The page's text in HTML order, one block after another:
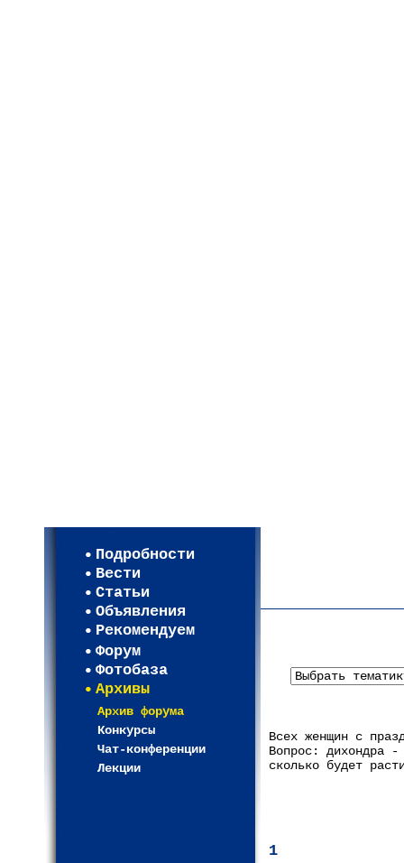
Подробности
Вести
Статьи
Объявления
Рекомендуем
Форум
Фотобаза
Архивы
Архив форума
Конкурсы
Чат-конференции
Лекции
Всех женщин с
Вопрос: дихондра -
сколько будет
1